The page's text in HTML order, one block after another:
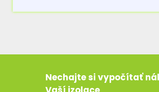
Nechajte si vypočítať